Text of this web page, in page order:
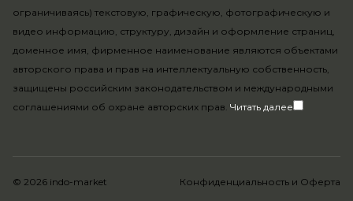
ограничиваясь) текстовую, графическую, фотографическую и
видео информацию, структуру, дизайн и оформление страниц,
доменное имя, фирменное наименование являются объектами
авторского права и прав на интеллектуальную собственность,
защищены российским законодательством и международными
соглашениями об охране авторских прав. Читать далее
© 2026 indo-market Конфиденциальность и Оферта